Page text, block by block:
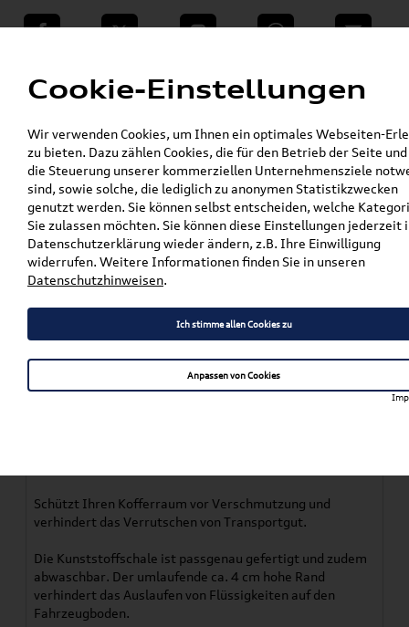
teilen Twitter Instagram WhatsApp E-Mail
VW Shop - VW Originalteile und Zubehör »
VW Zubehör » Komfort & Schutz »
Gepäckraumeinlagen » Tiguan »
Original VW Tiguan Allspace
Gepäckraumschale 5NL061161
Original VW Tiguan Allspace
Gepäckraumschale
5NL061161
Artikelbeschreibung
Schützt Ihren Kofferraum vor Verschmutzung und
verhindert das Verrutschen von Transportgut.
Die Kunststoffschale ist passgenau gefertigt und zudem
abwaschbar. Der umlaufende ca. 4 cm hohe Rand
verhindert das Auslaufen von Flüssigkeiten auf den
Fahrzeugboden.
Cookie-Einstellungen
Wir verwenden Cookies, um Ihnen ein optimales Webseiten-
zu bieten. Dazu zählen Cookies, die für den Betrieb der Seite
die Steuerung unserer kommerziellen Unternehmensziele
sind, sowie solche, die lediglich zu anonymen Statistikzwecken
genutzt werden. Sie können selbst entscheiden, welche
Sie zulassen möchten. Sie können diese Einstellungen jederzeit
Datenschutzerklärung wieder ändern, z.B. Ihre Einwilligung
widerrufen. Weitere Informationen finden Sie in unseren
Datenschutzhinweisen.
Ich stimme allen Cookies zu
Anpassen von Cookies